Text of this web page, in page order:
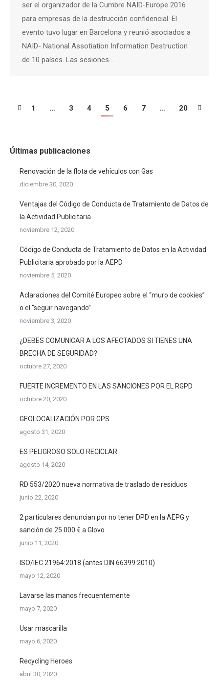
ser el organizador de la Cumbre NAID-Europe 2016
para empresas de la destrucción confidencial. El
evento tuvo lugar en Barcelona y reunió asociados a
NAID- National Assotiation Information Destruction
de 10 países. Las sesiones…
1 … 3 4 5 6 7 … 20
Últimas publicaciones
Renovación de la flota de vehículos con Gas
diciembre 30, 2020
Ventajas del Código de Conducta de Tratamiento de Datos de
la Actividad Publicitaria
noviembre 12, 2020
Código de Conducta de Tratamiento de Datos en la Actividad
Publicitaria aprobado por la AEPD
noviembre 5, 2020
Aclaraciones del Comité Europeo sobre el “muro de cookies”
o el “seguir navegando”
noviembre 3, 2020
¿DEBES COMUNICAR A LOS AFECTADOS SI TIENES UNA
BRECHA DE SEGURIDAD?
octubre 27, 2020
FUERTE INCREMENTO EN LAS SANCIONES POR EL RGPD
octubre 20, 2020
GEOLOCALIZACIÓN POR GPS
agosto 31, 2020
ES PELIGROSO SOLO RECICLAR
agosto 14, 2020
RD 553/2020 nueva normativa de traslado de residuos
junio 22, 2020
2 particulares denuncian por no tener DPD en la AEPG y
sanción de 25.000 € a Glovo
junio 11, 2020
ISO/IEC 21964:2018 (antes DIN 66399:2010)
mayo 12, 2020
Lavarse las manos frecuentemente
mayo 7, 2020
Usar mascarilla
mayo 6, 2020
Recycling Heroes
abril 30, 2020